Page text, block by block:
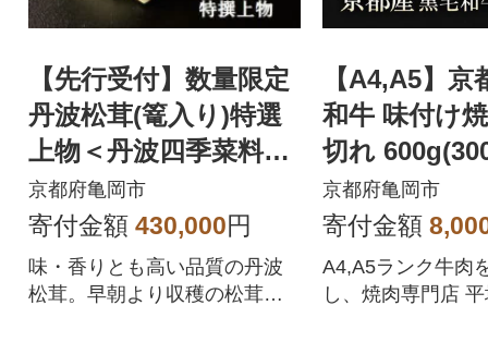
【先行受付】数量限定
丹波松茸(篭入り)特選
上物＜丹波四季菜料理
宮本屋＞
京都府亀岡市
寄付金額 430,000円
味・香りとも高い品質の丹波
松茸。早朝より収穫の松茸を
【A4,A5】京
和牛 味付け
切れ
肉専門店 平
京都府亀岡市
寄付金額
A4,A5ランク牛肉
し、焼肉専門店